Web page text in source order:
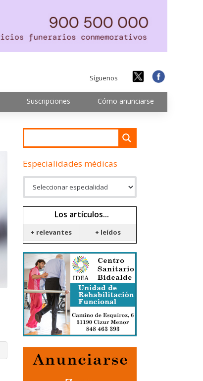
Síguenos
Suscripciones Cómo anunciarse
Especialidades médicas
Los artículos...
+ relevantes + leídos